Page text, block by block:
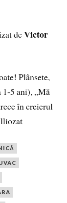
deVictor
Plânsete,
5 ani), „Mă
în creierul